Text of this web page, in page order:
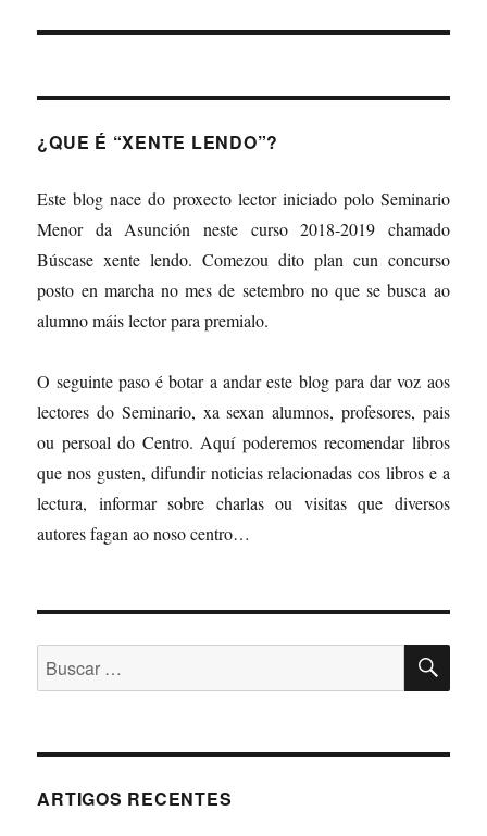
¿QUE É “XENTE LENDO”?
Este blog nace do proxecto lector iniciado polo Seminario
Menor da Asunción neste curso 2018-2019 chamado
Búscase xente lendo. Comezou dito plan cun concurso
posto en marcha no mes de setembro no que se busca ao
alumno máis lector para premialo.
O seguinte paso é botar a andar este blog para dar voz aos
lectores do Seminario, xa sexan alumnos, profesores, pais
ou persoal do Centro. Aquí poderemos recomendar libros
que nos gusten, difundir noticias relacionadas cos libros e a
lectura, informar sobre charlas ou visitas que diversos
autores fagan ao noso centro…
Buscar:
ARTIGOS RECENTES